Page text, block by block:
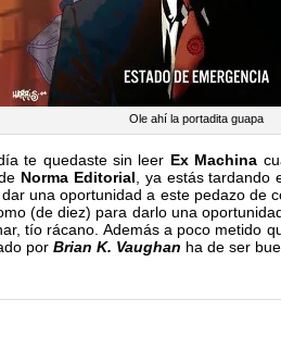
Ole ahí la portadita guapa
te quedaste sin leer Ex Machina
Norma Editorial, ya estás tardando
una oportunidad a este pedazo de
(de diez) para darlo una
tío rácano. Además a poco metido
por Brian K. Vaughan ha de ser